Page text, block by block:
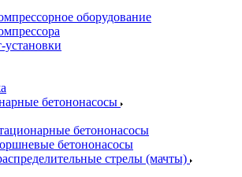
оборудование
установки
бетононасосы
бетононасосы
бетононасосы
стрелы (мачты)